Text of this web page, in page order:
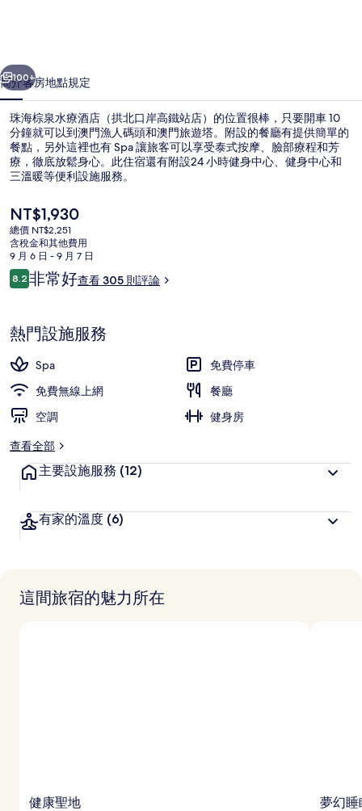
店
（拱
北
口
岸
高
鐵
站
店）
相
片
集
個 下一個
100+
簡介客房地點規定
珠海棕泉水療酒店（拱北口岸高鐵站店）的位置很棒，只要開車 10
分鐘就可以到澳門漁人碼頭和澳門旅遊塔。附設的餐廳有提供簡單的
餐點，另外這裡也有 Spa 讓旅客可以享受泰式按摩、臉部療程和芳
療，徹底放鬆身心。此住宿還有附設24 小時健身中心、健身中心和
三溫暖等便利設施服務。
目
前
的
價
格
是
NT$1,930
總價 NT$2,251
含稅金和其他費用
9 月 6 日 - 9 月 7 日
評
論
8.28.2 分，滿分 10 分，
非常好查看 305 則評論
熱門設施服務
Spa
免費停車
免費無線上網
餐廳
空調
健身房
查看全部
主要設施服務 (12)
有家的溫度 (6)
這間旅宿的魅力所在
健康聖地 夢幻睡